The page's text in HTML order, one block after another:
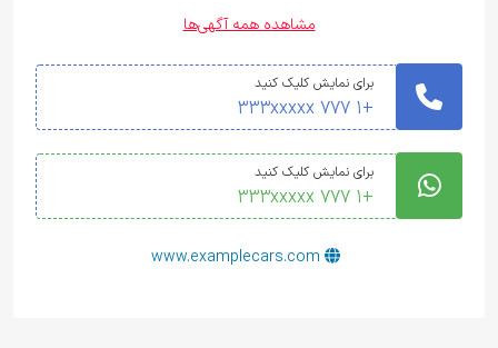
مشاهده همه آگهی‌ها
برای نمایش کلیک کنید
+1 777 333xxxxx
برای نمایش کلیک کنید
+1 777 333xxxxx